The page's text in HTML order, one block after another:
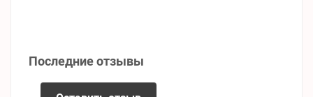
Последние отзывы